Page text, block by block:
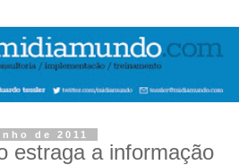
de 2011
estraga a informação